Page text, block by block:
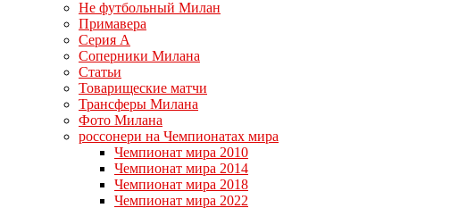
Не футбольный Милан
Примавера
Серия А
Соперники Милана
Статьи
Товарищеские матчи
Трансферы Милана
Фото Милана
россонери на Чемпионатах мира
Чемпионат мира 2010
Чемпионат мира 2014
Чемпионат мира 2018
Чемпионат мира 2022